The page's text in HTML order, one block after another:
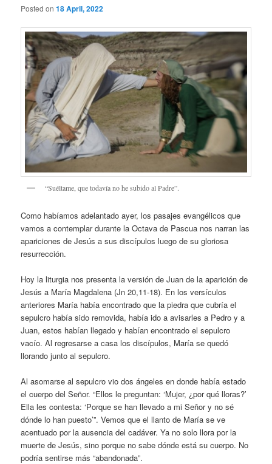
Posted on18 April, 2022
“Suéltame, que todavía no he subido al Padre”.
Como habíamos adelantado ayer, los pasajes evangélicos que
vamos a contemplar durante la Octava de Pascua nos narran las
apariciones de Jesús a sus discípulos luego de su gloriosa
resurrección.
Hoy la liturgia nos presenta la versión de Juan de la aparición de
Jesús a María Magdalena (Jn 20,11-18). En los versículos
anteriores María había encontrado que la piedra que cubría el
sepulcro había sido removida, había ido a avisarles a Pedro y a
Juan, estos habían llegado y habían encontrado el sepulcro
vacío. Al regresarse a casa los discípulos, María se quedó
llorando junto al sepulcro.
Al asomarse al sepulcro vio dos ángeles en donde había estado
el cuerpo del Señor. “Ellos le preguntan: ‘Mujer, ¿por qué lloras?’
Ella les contesta: ‘Porque se han llevado a mi Señor y no sé
dónde lo han puesto’”. Vemos que el llanto de María se ve
acentuado por la ausencia del cadáver. Ya no solo llora por la
muerte de Jesús, sino porque no sabe dónde está su cuerpo. No
podría sentirse más “abandonada”.